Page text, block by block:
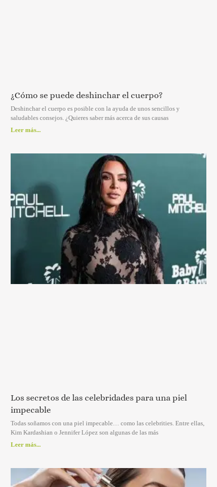
¿Cómo se puede deshinchar el cuerpo?
Deshinchar el cuerpo es posible con la ayuda de unos sencillos y
saludables consejos. ¿Quieres saber más acerca de sus causas
Leer más...
Los secretos de las celebridades para una piel
impecable
Todas soñamos con una piel impecable… como las celebrities. Entre ellas,
Kim Kardashian o Jennifer López son algunas de las más
Leer más...